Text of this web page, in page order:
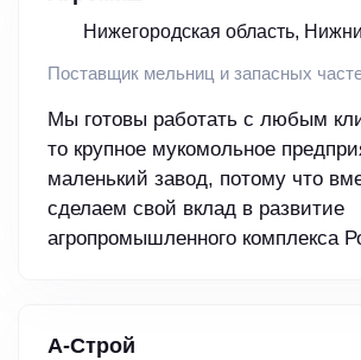
Нижегородская область,
Поставщик мельниц и запасных
Мы готовы работать с любым
то крупное мукомольное
маленький завод, потому что
сделаем свой вклад в развитие
агропромышленного комплекса
А-Строй